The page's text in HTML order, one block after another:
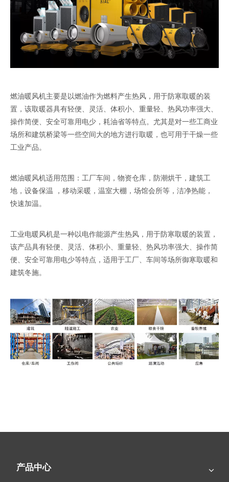
燃油暖风机主要是以燃油作为燃料产生热风，用于防寒取暖的装
置，该取暖器具有轻便、灵活、体积小、重量轻、热风功率强大、
操作简便、安全可靠用电少，耗油省等特点。尤其是对一些工商业
场所和建筑桥梁等一些空间大的地方进行取暖，也可用于干燥一些
工业产品。
燃油暖风机适用范围：工厂车间，物资仓库，防潮烘干，建筑工
地，设备保温 ，移动采暖，温室大棚，场馆会所等，洁净热能，
快速加温。
工业电暖风机是一种以电作能源产生热风，用于防寒取暖的装置，
该产品具有轻便、灵活、体积小、重量轻、热风功率强大、操作简
便、安全可靠用电少等特点，适用于工厂、车间等场所御寒取暖和
建筑冬施。
产品中心